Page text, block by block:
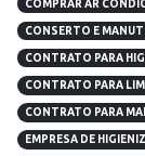
COMPRAR AR
CONSERTO E
CONTRATO PARA
CONTRATO PARA
CONTRATO PARA
EMPRESA DE